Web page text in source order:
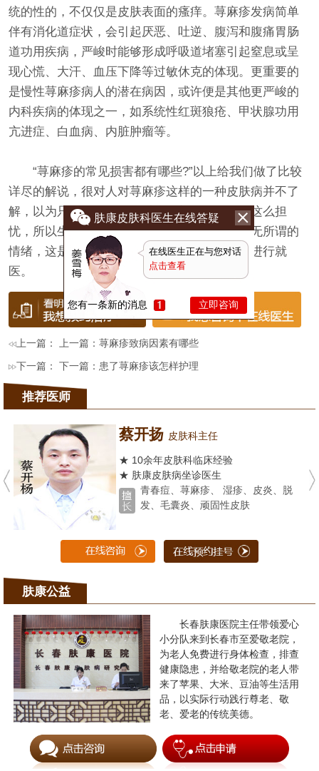
统的性的，不仅仅是皮肤表面的瘙痒。荨麻疹发病简单
伴有消化道症状，会引起厌恶、吐逆、腹泻和腹痛胃肠
道功用疾病，严峻时能够形成呼吸道堵塞引起窒息或呈
现心慌、大汗、血压下降等过敏休克的体现。更重要的
是慢性荨麻疹病人的潜在病因，或许便是其他更严峻的
内科疾病的体现之一，如系统性红斑狼疮、甲状腺功用
亢进症、白血病、内脏肿瘤等。
“荨麻疹的常见损害都有哪些?”以上给我们做了比较
详尽的解说，很对人对荨麻疹这样的一种皮肤病并不了
解，以为只不过是一种小毛病，并不值得我们这么担
忧，所以生了荨麻疹后尤其是慢性荨麻疹采纳无所谓的
情绪，这是不正确的。呈现荨麻疹应该及时的进行就
医。
上一篇： 上一篇：荨麻疹致病因素有哪些
下一篇： 下一篇： 患了荨麻疹该怎样护理
推荐医师
蔡开扬 皮肤科主任
★ 10余年皮肤科临床经验
★ 肤康皮肤病坐诊医生
青春痘、荨麻疹、 湿疹、皮炎、脱
发、毛囊炎、顽固性皮肤
肤康公益
长春肤康医院主任带领爱心
小分队来到长春市至爱敬老院，
为老人免费进行身体检查，排查
健康隐患，并给敬老院的老人带
来了苹果、大米、豆油等生活用
品，以实际行动践行尊老、敬
老、爱老的传统美德。
肤康皮肤科医生在线答疑
在线医生正在与您对话
点击查看
您有一条新的消息 立即咨询